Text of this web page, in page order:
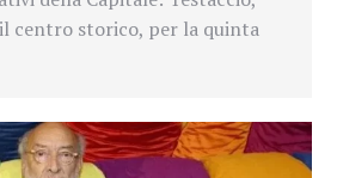
centro storico, per la quinta